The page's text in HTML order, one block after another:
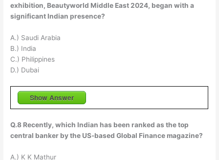
exhibition, Beautyworld Middle East 2024, began with a
significant Indian presence?
A.) Saudi Arabia
B.) India
C.) Philippines
D.) Dubai
Show Answer
Q.8 Recently, which Indian has been ranked as the top
central banker by the US-based Global Finance magazine?
A.) K K Mathur